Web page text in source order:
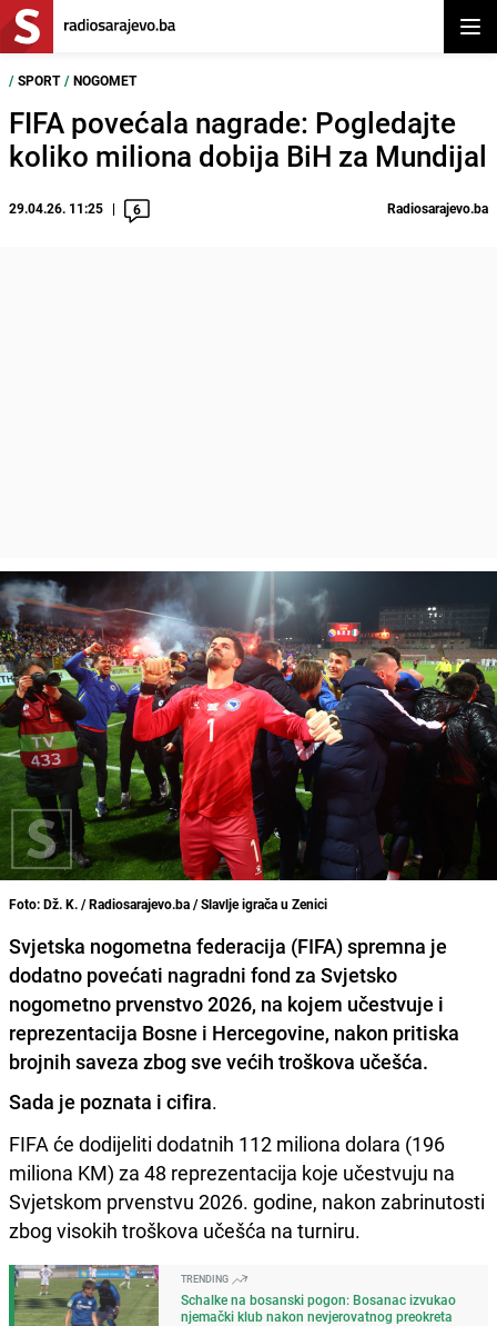
/ SPORT / NOGOMET
FIFA povećala nagrade: Pogledajte
koliko miliona dobija BiH za Mundijal
29.04.26. 11:25 6 Radiosarajevo.ba
Foto: Dž. K. / Radiosarajevo.ba / Slavlje igrača u Zenici
Svjetska nogometna federacija (FIFA) spremna je
dodatno povećati nagradni fond za Svjetsko
nogometno prvenstvo 2026, na kojem učestvuje i
reprezentacija Bosne i Hercegovine, nakon pritiska
brojnih saveza zbog sve većih troškova učešća.
Sada je poznata i cifira.
FIFA će dodijeliti dodatnih 112 miliona dolara (196
miliona KM) za 48 reprezentacija koje učestvuju na
Svjetskom prvenstvu 2026. godine, nakon zabrinutosti
zbog visokih troškova učešća na turniru.
TRENDING
Schalke na bosanski pogon: Bosanac izvukao
njemački klub nakon nevjerovatnog preokreta